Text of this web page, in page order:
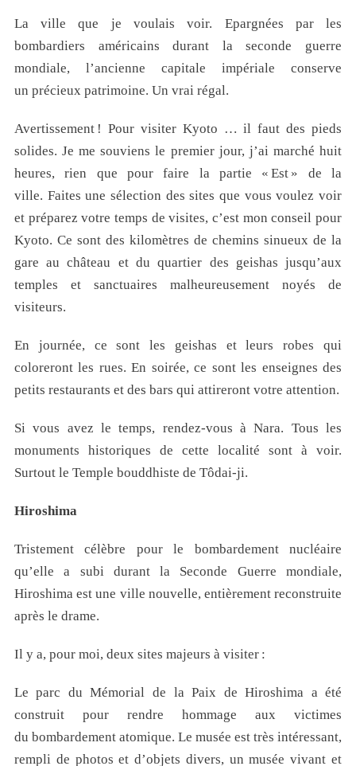
La ville que je voulais voir. Epargnées par les
bombardiers américains durant la seconde guerre
mondiale, l’ancienne capitale impériale conserve
un précieux patrimoine. Un vrai régal.
Avertissement ! Pour visiter Kyoto … il faut des pieds
solides. Je me souviens le premier jour, j’ai marché huit
heures, rien que pour faire la partie « Est » de la
ville. Faites une sélection des sites que vous voulez voir
et préparez votre temps de visites, c’est mon conseil pour
Kyoto. Ce sont des kilomètres de chemins sinueux de la
gare au château et du quartier des geishas jusqu’aux
temples et sanctuaires malheureusement noyés de
visiteurs.
En journée, ce sont les geishas et leurs robes qui
coloreront les rues. En soirée, ce sont les enseignes des
petits restaurants et des bars qui attireront votre attention.
Si vous avez le temps, rendez-vous à Nara. Tous les
monuments historiques de cette localité sont à voir.
Surtout le Temple bouddhiste de Tôdai-ji.
Hiroshima
Tristement célèbre pour le bombardement nucléaire
qu’elle a subi durant la Seconde Guerre mondiale,
Hiroshima est une ville nouvelle, entièrement reconstruite
après le drame.
Il y a, pour moi, deux sites majeurs à visiter :
Le parc du Mémorial de la Paix de Hiroshima a été
construit pour rendre hommage aux victimes
du bombardement atomique. Le musée est très intéressant,
rempli de photos et d’objets divers, un musée vivant et